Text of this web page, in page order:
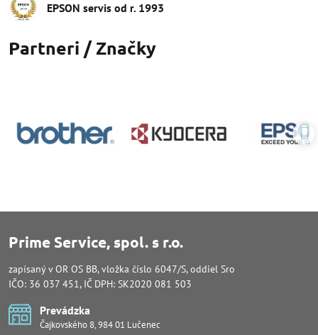
EPSON servis od r​. 1993
Partneri / Značky
Prime Service, spol. s r.o.
zapísaný v OR OS BB, vložka číslo 6047/S, oddiel Sro
IČO: 36 037 451, IČ DPH: SK2020 081 503
Prevádzka
Čajkovského 8, 984 01 Lučenec